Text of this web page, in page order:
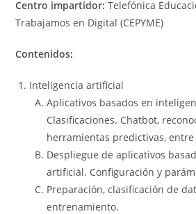
Centro impartidor: Telefónica
Trabajamos en Digital (CEPYME)
Contenidos:
Inteligencia artificial
Aplicativos basados en
Clasificaciones. Chatbot,
herramientas predictivas, entre
Despliegue de aplicativos
artificial. Configuración y
Preparación, clasificación de
entrenamiento.